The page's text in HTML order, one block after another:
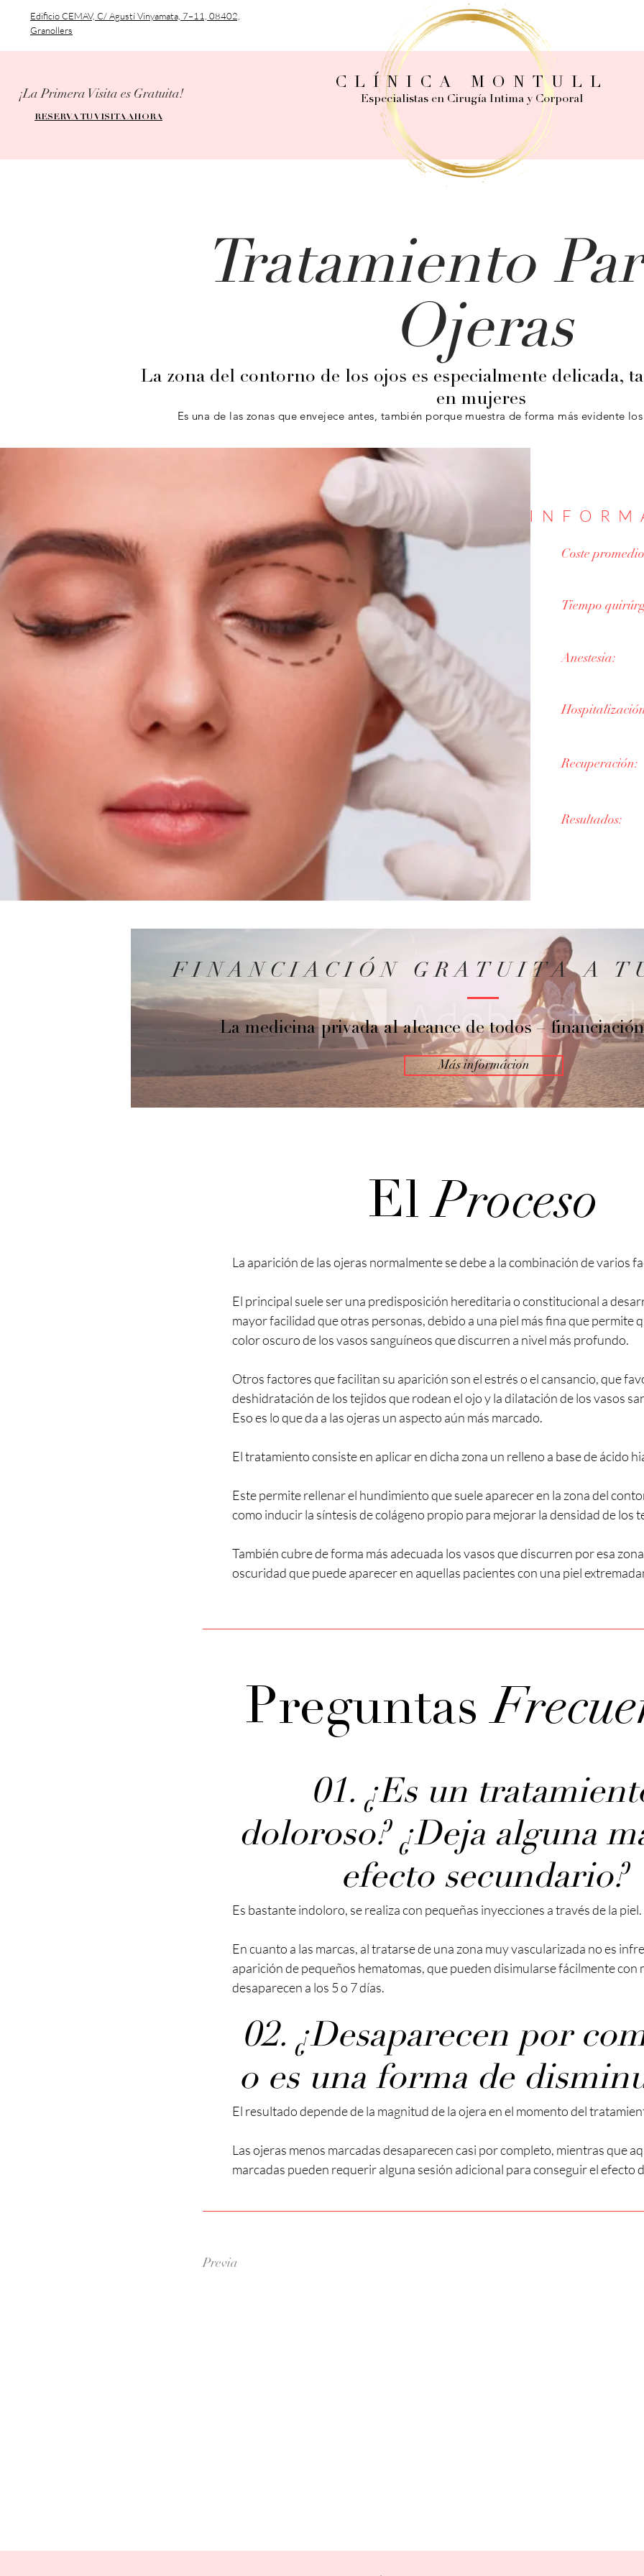
¡La Primera Visita es Gratuita!
RESERVA TU VISITA AHORA
Edificio CEMAV, C/ Agustí Vinyamata, 7–11, 08402,
Granollers
CLÍNICA MONTULL
Especialistas en Cirugía Intima y Corporal
Tratamiento
Ojeras
La zona del contorno de los ojos es especialmente delicada,
en mujeres
Es una de las zonas que envejece antes, también porque muestra de forma más evidente
Coste
Tiempo
Anestesia:
Recuperación:
Resultados:
FINANCIACIÓN GRATUITA A
La medicina privada al alcance de todos –
Más informácion
ElProceso
La aparición de las ojeras normalmente se debe a la combinación de varios
El principal suele ser una predisposición hereditaria o constitucional a
mayor facilidad que otras personas, debido a una piel más fina que permite
color oscuro de los vasos sanguíneos que discurren a nivel más profundo.
Otros factores que facilitan su aparición son el estrés o el cansancio, que
deshidratación de los tejidos que rodean el ojo y la dilatación de los vasos
Eso es lo que da a las ojeras un aspecto aún más marcado.
El tratamiento consiste en aplicar en dicha zona un relleno a base de ácido
Este permite rellenar el hundimiento que suele aparecer en la zona del
como inducir la síntesis de colágeno propio para mejorar la densidad de los
También cubre de forma más adecuada los vasos que discurren por esa
oscuridad que puede aparecer en aquellas pacientes con una piel
Preguntas
01. ¿Es un
doloroso? ¿Deja alguna
efecto secundario?
Es bastante indoloro, se realiza con pequeñas inyecciones a través de la piel.
En cuanto a las marcas, al tratarse de una zona muy vascularizada no es
aparición de pequeños hematomas, que pueden disimularse fácilmente con
desaparecen a los 5 o 7 días.
02. ¿Desaparecen por
o es una forma de
El resultado depende de la magnitud de la ojera en el momento del
Las ojeras menos marcadas desaparecen casi por completo, mientras que
marcadas pueden requerir alguna sesión adicional para conseguir el efecto
Previa